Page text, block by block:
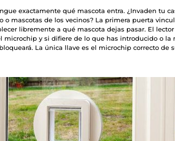
exactamente qué mascota entra. ¿Invaden tu
o mascotas de los vecinos? La primera puerta
libremente a qué mascota dejas pasar. El lector
microchip y si difiere de lo que has introducido o la
La única llave es el microchip correcto de